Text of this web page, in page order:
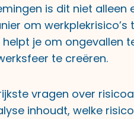
is dit niet alleen
om werkplekrisico’s
je om ongevallen
te creëren.
vragen over
inhoudt, welke